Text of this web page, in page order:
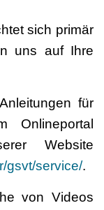
sich primär
uns auf Ihre
für
Onlineportal
Website
gsvt/service/.
von Videos